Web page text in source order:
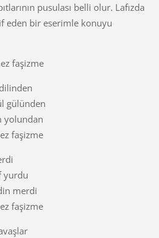
pusulası belli olur. Lafızda
eden bir eserimle konuyu
faşizme
gülünden
yolundan
faşizme
yurdu
merdi
faşizme